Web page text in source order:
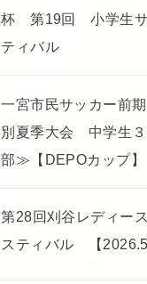
杯 第19回 小学生サ
ティバル
一宮市民サッカー前
別夏季大会 中学生
部≫【DEPOカップ】
第28回刈谷レディー
スティバル 【